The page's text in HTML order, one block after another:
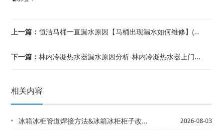
上一篇：恒洁马桶一直漏水原因【马桶出现漏水如何维修】(恒洁马桶一直响一直出水原因-马桶一...
下一篇：林内冷凝热水器漏水原因分析-林内冷凝热水器上门维修服务中心(林内牌热水器故障10...
相关内容
冰箱冰柜管道焊接方法&冰箱冰柜柜子改造方法 2026-08-03